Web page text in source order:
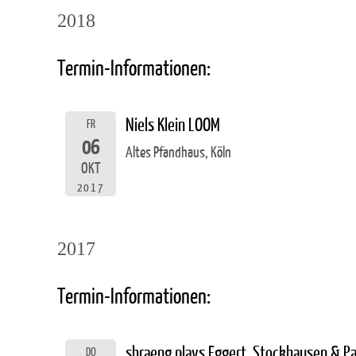
2018
Termin-Informationen:
FR
06
OKT
2017
Niels Klein LOOM
Altes Pfandhaus, Köln
2017
Termin-Informationen:
DO